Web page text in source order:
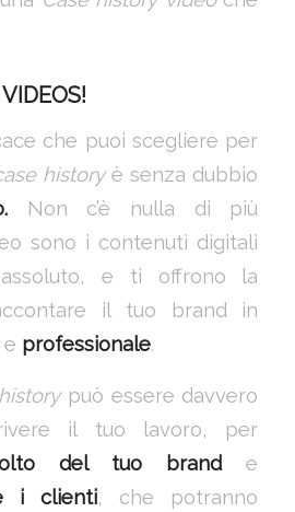
che puoi scegliere per
historyè senza dubbio
Non c’è nulla di più
sono i contenuti digitali
e ti offrono la
il tuo brand in
professionale.
può essere davvero
il tuo lavoro, per
del tuo brande
i clienti, che potranno